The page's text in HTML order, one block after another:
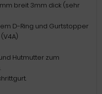
breit 3mm dick (sehr
D-Ring und Gurtstopper
Hutmutter zum